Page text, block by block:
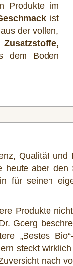
Produkte im
ist
der vollen,
Zusatzstoffe,
dem Boden
Qualität
aber
für seinen
Produkte
Goerg
„Bestes
steckt
nach